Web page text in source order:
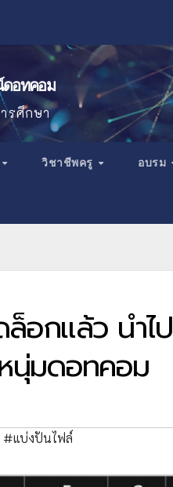
ดอทคอม
รศึกษา
วิชาชีพครู อบรม
อกแล้ว นำไป
นุ่มดอทคอม
#แบ่งปันไฟล์